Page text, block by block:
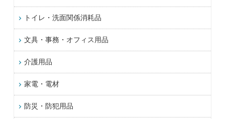
トイレ・洗面関係消耗品
文具・事務・オフィス用品
介護用品
家電・電材
防災・防犯用品